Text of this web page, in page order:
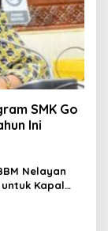
SMK Go
Ini
Nelayan
Kapal